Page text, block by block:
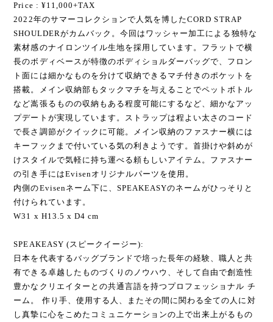
Price : ¥11,000+TAX
2022年のサマーコレクションで人気を博したCORD STRAP
SHOULDERがカムバック。今回はワッシャー加工による独特な
素材感のナイロンツイル生地を採用しています。フラットで横
長のボディベースが特徴のボディショルダーバッグで、フロン
ト面には細かなものを分けて収納できるマチ付きのポケットを
搭載。メイン収納部もタックマチを与えることでペットボトル
など嵩張るものの収納もある程度可能にするなど、細かなアッ
プデートが実現しています。ストラップは程よい太さのコード
で長さ調節がクイックに可能。メイン収納のファスナー横には
キーフックまで付いている気の利きようです。首掛けや斜めが
けスタイルで気軽に持ち運べる頼もしいアイテム。ファスナー
の引き手にはEvisenオリジナルパーツを使用。
内側のEvisenネーム下に、SPEAKEASYのネームがひっそりと
付けられています。
W31 x H13.5 x D4 cm
SPEAKEASY (スピークイージー):
日本を代表するバッグブランドで培った長年の経験、職人と共
有できる卓越したものづくりのノウハウ、そして自由で創造性
豊かなクリエイターとの共通言語を持つプロフェッショナル チ
ーム。 作り手、使用する人、またその間に関わる全ての人に対
し真摯に心をこめたコミュニケーションの上で出来上がるもの